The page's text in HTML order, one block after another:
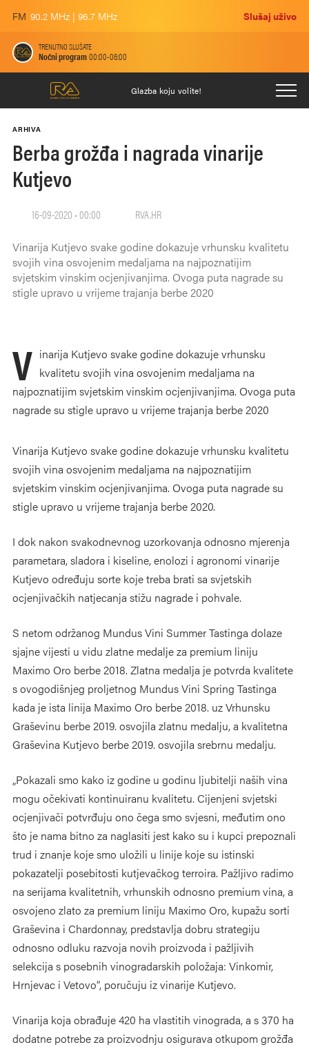
FM 90.2 MHz | 96.7 MHz Slušaj uživo
TRENUTNO SLUŠATE
Noćni program00:00-06:00
Glazba koju volite!
ARHIVA
Berba grožđa i nagrada vinarije
Kutjevo
16-09-2020 • 00:00 RVA.HR
Vinarija Kutjevo svake godine dokazuje vrhunsku kvalitetu
svojih vina osvojenim medaljama na najpoznatijim
svjetskim vinskim ocjenjivanjima. Ovoga puta nagrade su
stigle upravo u vrijeme trajanja berbe 2020
V inarija Kutjevo svake godine dokazuje vrhunsku
kvalitetu svojih vina osvojenim medaljama na
najpoznatijim svjetskim vinskim ocjenjivanjima. Ovoga puta
nagrade su stigle upravo u vrijeme trajanja berbe 2020
Vinarija Kutjevo svake godine dokazuje vrhunsku kvalitetu
svojih vina osvojenim medaljama na najpoznatijim
svjetskim vinskim ocjenjivanjima. Ovoga puta nagrade su
stigle upravo u vrijeme trajanja berbe 2020.
I dok nakon svakodnevnog uzorkovanja odnosno mjerenja
parametara, sladora i kiseline, enolozi i agronomi vinarije
Kutjevo određuju sorte koje treba brati sa svjetskih
ocjenjivačkih natjecanja stižu nagrade i pohvale.
S netom održanog Mundus Vini Summer Tastinga dolaze
sjajne vijesti u vidu zlatne medalje za premium liniju
Maximo Oro berbe 2018. Zlatna medalja je potvrda kvalitete
s ovogodišnjeg proljetnog Mundus Vini Spring Tastinga
kada je ista linija Maximo Oro berbe 2018. uz Vrhunsku
Graševinu berbe 2019. osvojila zlatnu medalju, a kvalitetna
Graševina Kutjevo berbe 2019. osvojila srebrnu medalju.
„Pokazali smo kako iz godine u godinu ljubitelji naših vina
mogu očekivati kontinuiranu kvalitetu. Cijenjeni svjetski
ocjenjivači potvrđuju ono čega smo svjesni, međutim ono
što je nama bitno za naglasiti jest kako su i kupci prepoznali
trud i znanje koje smo uložili u linije koje su istinski
pokazatelji posebitosti kutjevačkog terroira. Pažljivo radimo
na serijama kvalitetnih, vrhunskih odnosno premium vina, a
osvojeno zlato za premium liniju Maximo Oro, kupažu sorti
Graševina i Chardonnay, predstavlja dobru strategiju
odnosno odluku razvoja novih proizvoda i pažljivih
selekcija s posebnih vinogradarskih položaja: Vinkomir,
Hrnjevac i Vetovo“, poručuju iz vinarije Kutjevo.
Vinarija koja obrađuje 420 ha vlastitih vinograda, a s 370 ha
dodatne potrebe za proizvodnju osigurava otkupom grožđa